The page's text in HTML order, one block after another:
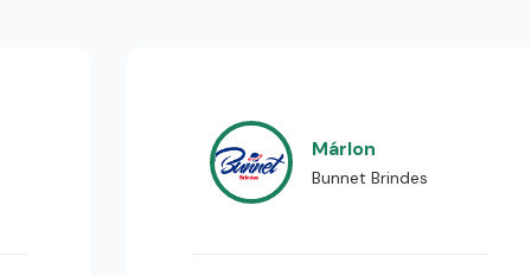
Márlon
Bunnet Brindes